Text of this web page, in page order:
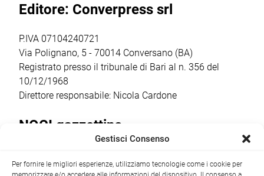
ancora una volta
punto […]
che guiderà il
stagione sportiva
2026/2027 […]
bambini dai 5
Editore: Converpress srl
P.IVA 07104240721
Via Polignano, 5 - 70014 Conversano (BA)
Registrato presso il tribunale di Bari al n. 356 del
10/12/1968
Direttore responsabile: Nicola Cardone
NOCI gazzettino
+39 080 4979274|info@nocigazzettino.it Contatti|
Gestisci Consenso
Per fornire le migliori esperienze, utilizziamo tecnologie come i cookie per